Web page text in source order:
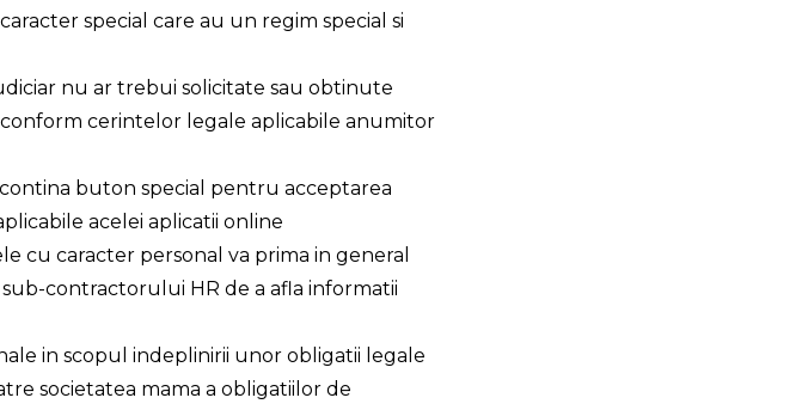
special care au un regim special si
nu ar trebui solicitate sau obtinute
cerintelor legale aplicabile anumitor
buton special pentru acceptarea
acelei aplicatii online
cu caracter personal va prima in general
contractorului HR de a afla informatii
in scopul indeplinirii unor obligatii legale
societatea mama a obligatiilor de